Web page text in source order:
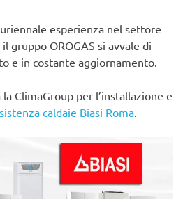
esperienza nel settore
gruppo OROGAS si avvale di
e in costante aggiornamento.
ClimaGroup per l’installazione e
caldaie Biasi Roma.